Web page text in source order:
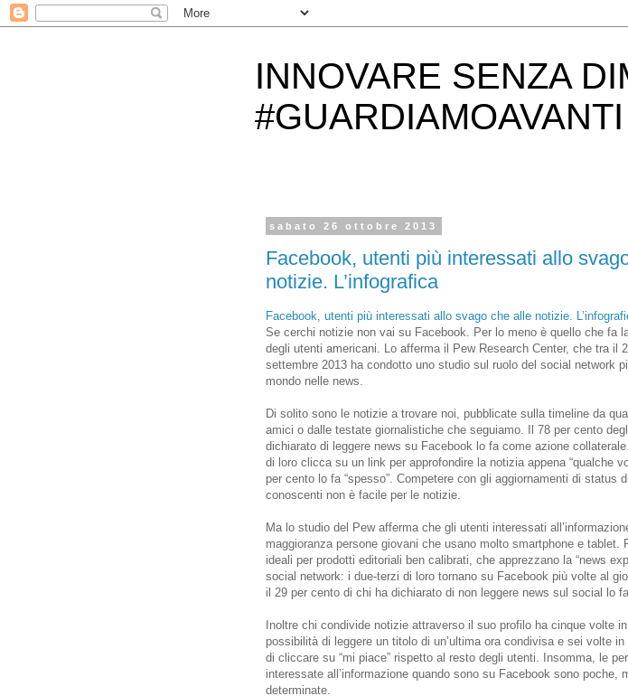
INNOVARE SENZA
#GUARDIAMOAVANTI
sabato 26 ottobre 2013
Facebook, utenti più interessati allo
notizie. L’infografica
Facebook, utenti più interessati allo svago che alle notizie.
Se cerchi notizie non vai su Facebook. Per lo meno è quello che fa
degli utenti americani. Lo afferma il Pew Research Center, che tra il
settembre 2013 ha condotto uno studio sul ruolo del social network
mondo nelle news.
Di solito sono le notizie a trovare noi, pubblicate sulla timeline da
amici o dalle testate giornalistiche che seguiamo. Il 78 per cento
dichiarato di leggere news su Facebook lo fa come azione
di loro clicca su un link per approfondire la notizia appena “qualche
per cento lo fa “spesso”. Competere con gli aggiornamenti di status
conoscenti non è facile per le notizie.
Ma lo studio del Pew afferma che gli utenti interessati
maggioranza persone giovani che usano molto smartphone e tablet.
ideali per prodotti editoriali ben calibrati, che apprezzano la “news
social network: i due-terzi di loro tornano su Facebook più volte al
il 29 per cento di chi ha dichiarato di non leggere news sul social lo fa.
Inoltre chi condivide notizie attraverso il suo profilo ha cinque volte
possibilità di leggere un titolo di un’ultima ora condivisa e sei volte
di cliccare su “mi piace” rispetto al resto degli utenti. Insomma, le
interessate all’informazione quando sono su Facebook sono poche,
determinate.